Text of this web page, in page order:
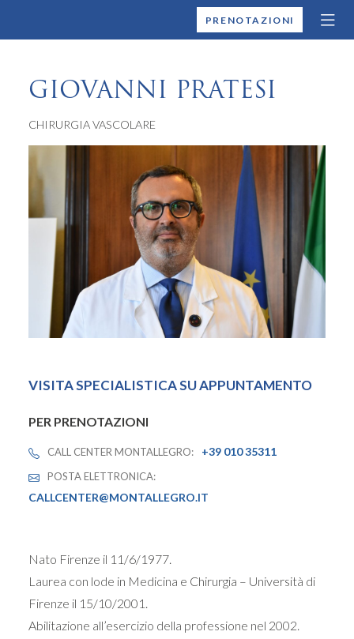
MONTALLEGROPRENOTAZIONI
GIOVANNI PRATESI
CHIRURGIA VASCOLARE
VISITA SPECIALISTICA SU APPUNTAMENTO
PER PRENOTAZIONI
CALL CENTER MONTALLEGRO: +39 010 35311
POSTA ELETTRONICA:
CALLCENTER@MONTALLEGRO.IT
Nato Firenze il 11/6/1977.
Laurea con lode in Medicina e Chirurgia – Università di
Firenze il 15/10/2001.
Abilitazione all’esercizio della professione nel 2002.